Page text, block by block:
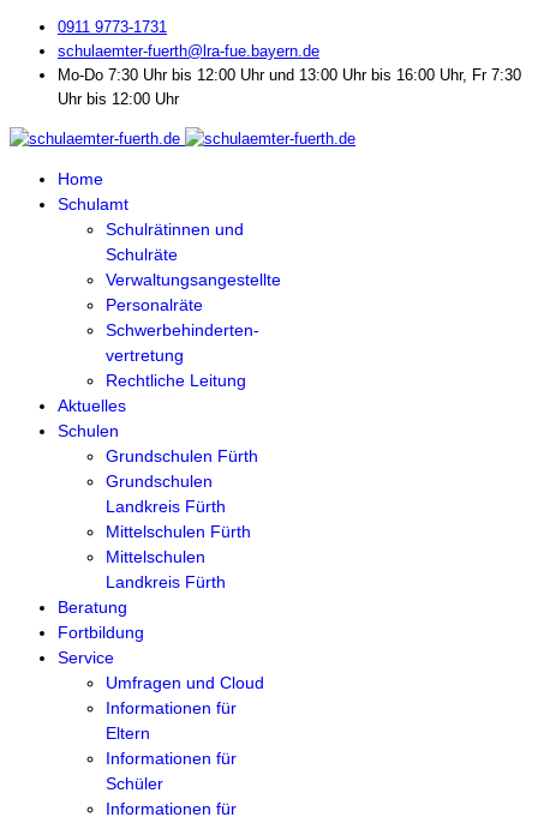
0911 9773-1731
schulaemter-fuerth@lra-fue.bayern.de
Mo-Do 7:30 Uhr bis 12:00 Uhr und 13:00 Uhr bis 16:00 Uhr, Fr 7:30
Uhr bis 12:00 Uhr
Home
Schulamt
Schulrätinnen und
Schulräte
Verwaltungsangestellte
Personalräte
Schwerbehinderten-
vertretung
Rechtliche Leitung
Aktuelles
Schulen
Grundschulen Fürth
Grundschulen
Landkreis Fürth
Mittelschulen Fürth
Mittelschulen
Landkreis Fürth
Beratung
Fortbildung
Service
Umfragen und Cloud
Informationen für
Eltern
Informationen für
Schüler
Informationen für